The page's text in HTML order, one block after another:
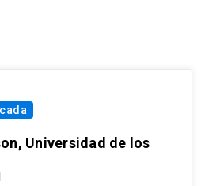
Universidad de los